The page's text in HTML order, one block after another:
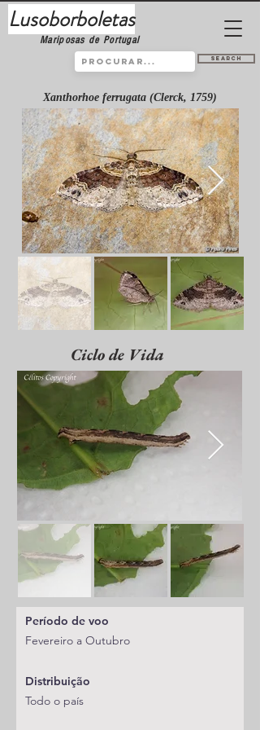
Lusoborboletas
Mariposas de Portugal
Search
Xanthorhoe ferrugata (Clerck, 1759)
Ciclo de Vida
Período de voo
Fevereiro a Outubro
Distribuição
Todo o país